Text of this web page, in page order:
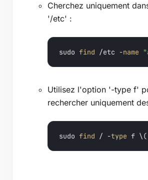
Cherchez uniquement
'/etc' :
sudo find /etc -name
Utilisez l'option '-type f'
rechercher uniquement
sudo find / -type f \(